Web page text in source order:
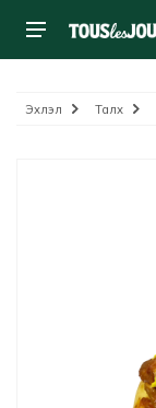
Эхлэл Талх